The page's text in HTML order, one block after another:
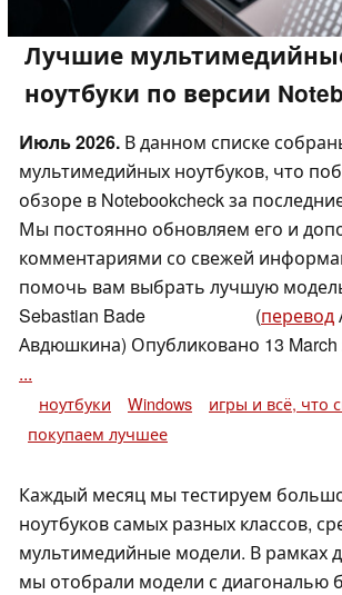
Лучшие
ноутбуки по версии
Июль 2026. В данном списке
мультимедийных ноутбуков, что
обзоре в Notebookcheck за
Мы постоянно обновляем его и
комментариями со свежей
помочь вам выбрать лучшую
Sebastian Bade
(перевод
Авдюшкина) Опубликовано 13
...
ноутбуки Windows
игры и всё, что
покупаем лучшее
Каждый месяц мы тестируем
ноутбуков самых разных классов,
мультимедийные модели. В рамках
мы отобрали модели с диагональю